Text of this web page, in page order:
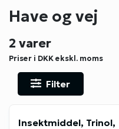
Have og vej
2 varer
Priser i DKKekskl. moms
Filter
Insektmiddel, Trinol,